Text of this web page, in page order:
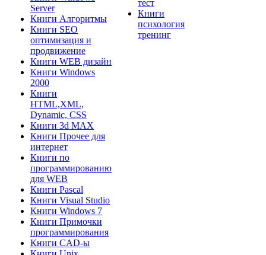
Server
Книги Алгоритмы
Книги SEO
оптимизация и
продвижение
Книги WEB дизайн
Книги Windows
2000
Книги
HTML,XML,
Dynamic, CSS
Книги 3d MAX
Книги Прочее для
интернет
Книги по
программированию
для WEB
Книги Pascal
Книги Visual Studio
Книги Windows 7
Книги Примочки
программирования
Книги CAD-ы
тест
Книги
психология
тренинг